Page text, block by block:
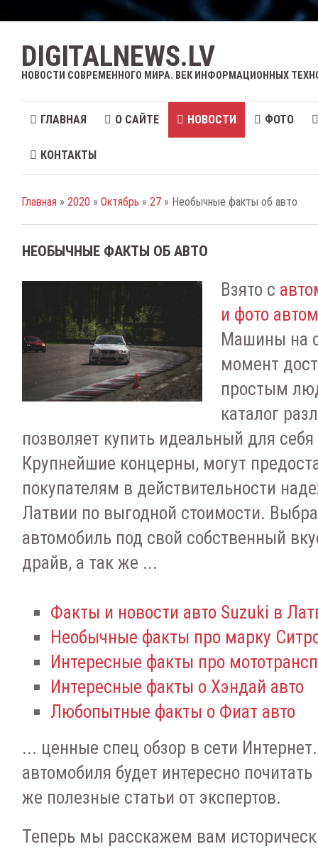
DIGITALNEWS.LV
НОВОСТИ СОВРЕМЕННОГО МИРА. ВЕК ИНФОРМАЦИОННЫХ
ГЛАВНАЯ О САЙТЕ НОВОСТИ ФОТО
КОНТАКТЫ
Главная » 2020 » Октябрь » 27 » Необычные факты об авто
НЕОБЫЧНЫЕ ФАКТЫ ОБ АВТО
Взято с
и фото
Машины на
момент
простым
каталог
позволяет купить идеальный для
Крупнейшие концерны, могут
покупателям в действительности
Латвии по выгодной стоимости.
автомобиль под свой собственный
драйв, а так же ...
Факты и новости авто Suzuki в
Необычные факты про марку
Интересные факты про
Интересные факты о Хэндай авто
Любопытные факты о Фиат авто
... ценные спец обзор в сети
автомобиля будет интересно
же полезные статьи от экспертов.
Теперь мы расскажем вам